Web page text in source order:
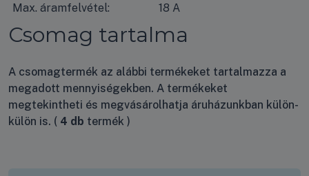
Max. áramfelvétel:
18 A
Csomag tartalma
A csomagtermék az alábbi termékeket tartalmazza a
megadott mennyiségekben. A termékeket
megtekintheti és megvásárolhatja áruházunkban külön-
külön is.
4 db termék